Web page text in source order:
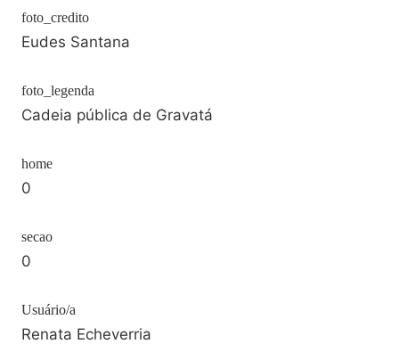
foto_credito
Eudes Santana
foto_legenda
Cadeia pública de Gravatá
home
0
secao
0
Usuário/a
Renata Echeverria